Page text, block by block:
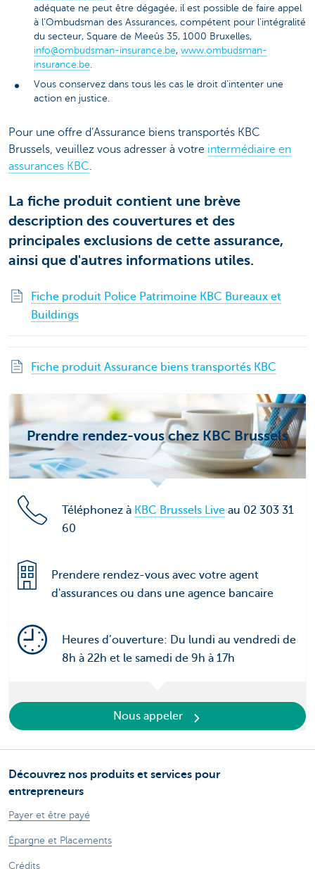
adéquate ne peut être dégagée, il est possible de faire appel
à l’Ombudsman des Assurances, compétent pour l’intégralité
du secteur, Square de Meeûs 35, 1000 Bruxelles,
info@ombudsman-insurance.be, www.ombudsman-
insurance.be
Vous conservez dans tous les cas le droit d’intenter une
action en justice.
Pour une offre d’Assurance biens transportés KBC
Brussels, veuillez vous adresser à votre intermédiaire en
assurances KBC.
La fiche produit contient une brève
description des couvertures et des
principales exclusions de cette assurance,
ainsi que d'autres informations utiles.
Fiche produit Police Patrimoine KBC Bureaux et
Buildings
Fiche produit Assurance biens transportés KBC
Prendre rendez-vous chez KBC Brussels
Téléphonez à KBC Brussels Live au 02 303 31
60
Prendere rendez-vous avec votre agent
d'assurances ou dans une agence bancaire
Heures d’ouverture: Du lundi au vendredi de
8h à 22h et le samedi de 9h à 17h
Nous appeler
Découvrez nos produits et services pour
entrepreneurs
Payer et être payé
Épargne et Placements
Crédits